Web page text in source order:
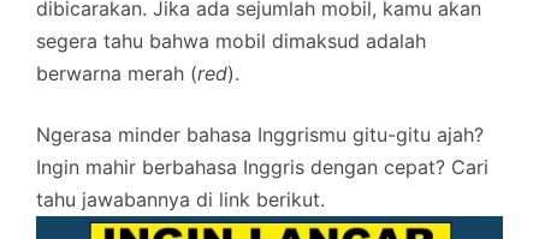
dibicarakan. Jika ada sejumlah mobil, kamu akan
segera tahu bahwa mobil dimaksud adalah
berwarna merah (red).
Ngerasa minder bahasa Inggrismu gitu-gitu ajah?
Ingin mahir berbahasa Inggris dengan cepat? Cari
tahu jawabannya di link berikut.